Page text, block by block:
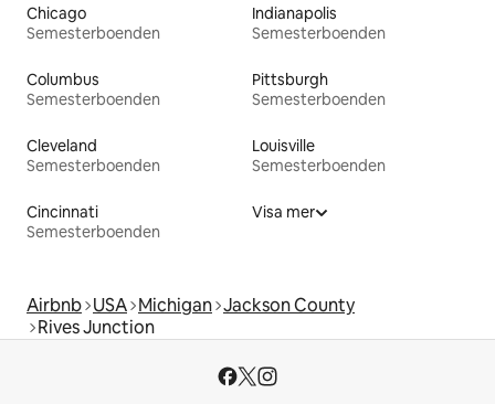
Chicago
Semesterboenden
Indianapolis
Semesterboenden
Columbus
Semesterboenden
Pittsburgh
Semesterboenden
Cleveland
Semesterboenden
Louisville
Semesterboenden
Cincinnati
Semesterboenden
Visa mer
Airbnb USA Michigan Jackson County
Rives Junction